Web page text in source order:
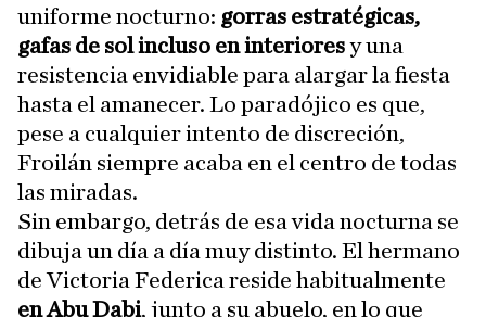
uniforme nocturno: gorras estratégicas,
gafas de sol incluso en interioresy una
resistencia envidiable para alargar la fiesta
hasta el amanecer. Lo paradójico es que,
pese a cualquier intento de discreción,
Froilán siempre acaba en el centro de todas
las miradas.
Sin embargo, detrás de esa vida nocturna se
dibuja un día a día muy distinto. El hermano
de Victoria Federica reside habitualmente
en Abu Dabi, junto a su abuelo, en lo que